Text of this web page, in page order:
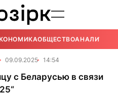
ОБЩЕСТВОАНАЛИТИКА
09.09.2025 14:54
с Беларусью в связи